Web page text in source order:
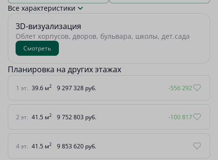
Все характеристики
3D-визуализация
Облет корпусов, дворов, бульвара, школы, дет.сада
Смотреть
Планировка на других этажах
1 эт. 39.6 м2 9 297 328 руб. -556 292
2 эт. 41.5 м2 9 752 803 руб. -100 817
4 эт. 41.5 м2 9 853 620 руб.